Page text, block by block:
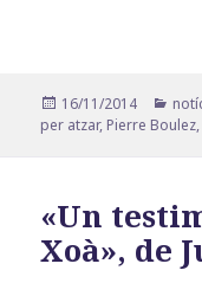
Publicat
el
16/11/2014
per atzar, Pierre Boulez
«Un
Xoà», de